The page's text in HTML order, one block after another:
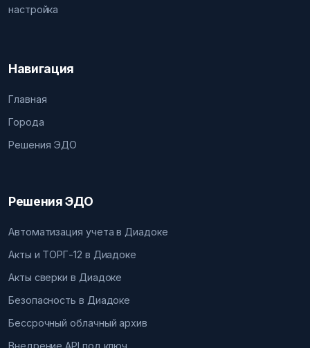
настройка
Навигация
Главная
Города
Решения ЭДО
Решения ЭДО
Автоматизация учета в Диадоке
Акты и ТОРГ-12 в Диадоке
Акты сверки в Диадоке
Безопасность в Диадоке
Бессрочный облачный архив